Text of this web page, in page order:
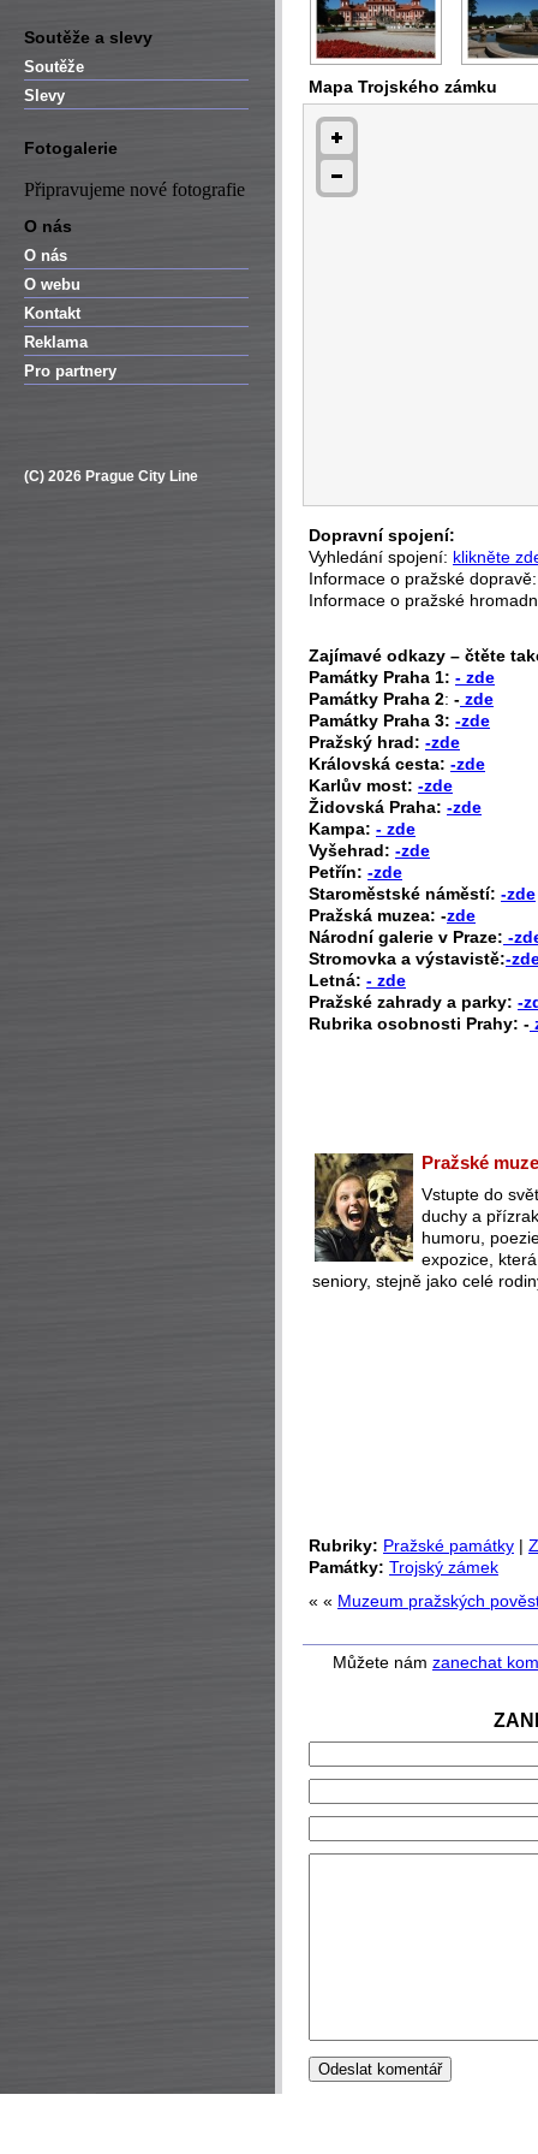
Soutěže a slevy
Soutěže
Slevy
Fotogalerie
Připravujeme nové fotografie
O nás
O nás
O webu
Kontakt
Reklama
Pro partnery
(C) 2026 Prague City Line
Mapa Trojského zámku
Dopravní spojení:
Vyhledání spojení: klikněte
Informace o pražské
Informace o pražské
Zajímavé odkazy – čtěte
Památky Praha 1: - zde
Památky Praha 2: - zde
Památky Praha 3: -zde
Pražský hrad: -zde
Královská cesta: -zde
Karlův most: -zde
Židovská Praha: -zde
Kampa: - zde
Vyšehrad: -zde
Petřín: -zde
Staroměstské náměstí: -zde
Pražská muzea: -zde
Národní galerie v Praze: -
Stromovka a výstavistě:-
Letná: - zde
Pražské zahrady a parky: -
Rubrika osobnosti Prahy: -
Pražské
Vstupte do
duchy a
humoru,
expozice,
seniory, stejně jako celé
Rubriky: Pražské památky |
Památky: Trojský zámek
« « Muzeum pražských
Můžete nám zanechat